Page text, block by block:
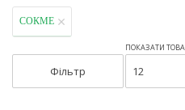
СОКМЕ
Фільтр
ПОКАЗАТИ
12